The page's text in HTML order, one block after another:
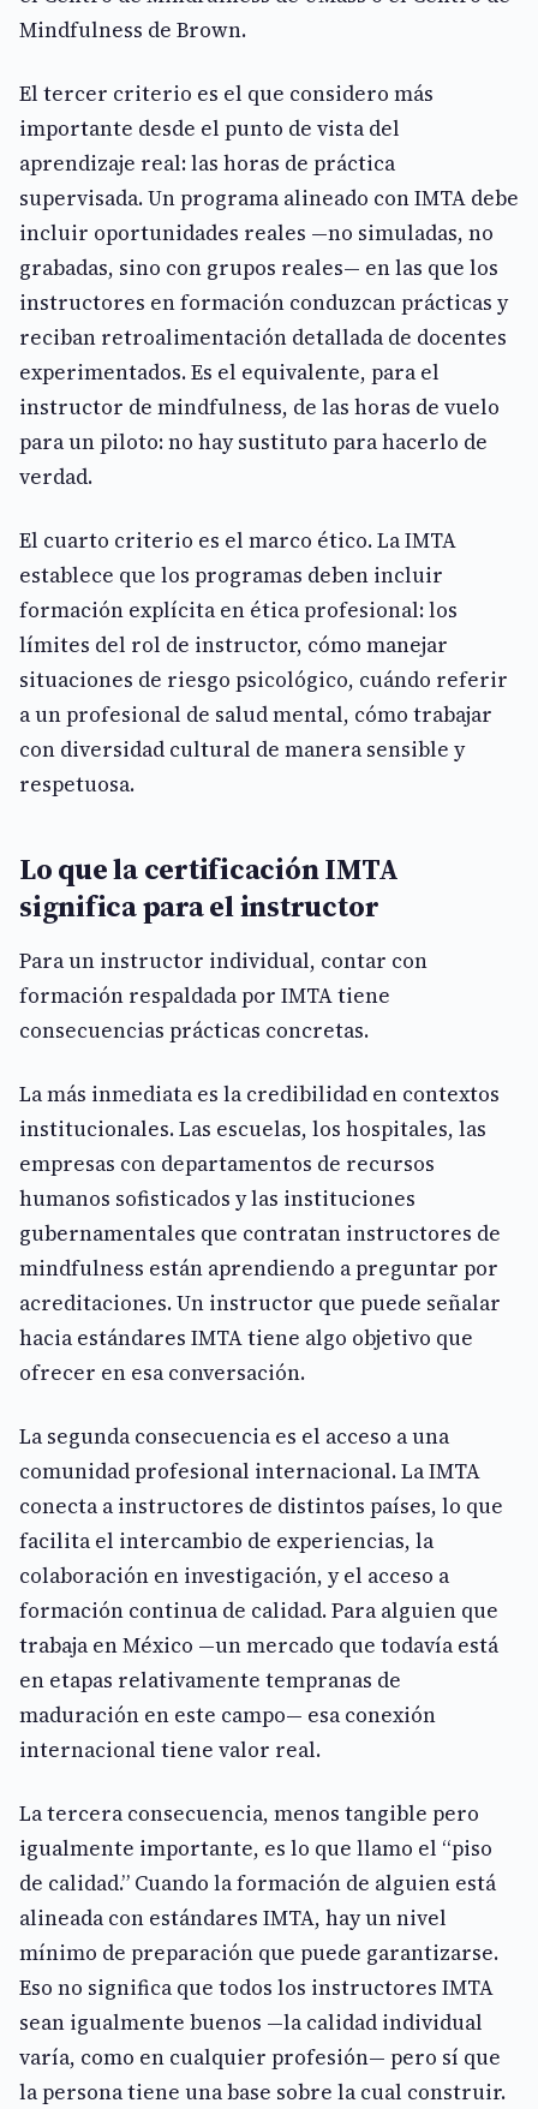
Mindfulness de Brown.
El tercer criterio es el que considero más
importante desde el punto de vista del
aprendizaje real: las horas de práctica
supervisada. Un programa alineado con IMTA debe
incluir oportunidades reales —no simuladas, no
grabadas, sino con grupos reales— en las que los
instructores en formación conduzcan prácticas y
reciban retroalimentación detallada de docentes
experimentados. Es el equivalente, para el
instructor de mindfulness, de las horas de vuelo
para un piloto: no hay sustituto para hacerlo de
verdad.
El cuarto criterio es el marco ético. La IMTA
establece que los programas deben incluir
formación explícita en ética profesional: los
límites del rol de instructor, cómo manejar
situaciones de riesgo psicológico, cuándo referir
a un profesional de salud mental, cómo trabajar
con diversidad cultural de manera sensible y
respetuosa.
Lo que la certificación IMTA
significa para el instructor
Para un instructor individual, contar con
formación respaldada por IMTA tiene
consecuencias prácticas concretas.
La más inmediata es la credibilidad en contextos
institucionales. Las escuelas, los hospitales, las
empresas con departamentos de recursos
humanos sofisticados y las instituciones
gubernamentales que contratan instructores de
mindfulness están aprendiendo a preguntar por
acreditaciones. Un instructor que puede señalar
hacia estándares IMTA tiene algo objetivo que
ofrecer en esa conversación.
La segunda consecuencia es el acceso a una
comunidad profesional internacional. La IMTA
conecta a instructores de distintos países, lo que
facilita el intercambio de experiencias, la
colaboración en investigación, y el acceso a
formación continua de calidad. Para alguien que
trabaja en México —un mercado que todavía está
en etapas relativamente tempranas de
maduración en este campo— esa conexión
internacional tiene valor real.
La tercera consecuencia, menos tangible pero
igualmente importante, es lo que llamo el “piso
de calidad.” Cuando la formación de alguien está
alineada con estándares IMTA, hay un nivel
mínimo de preparación que puede garantizarse.
Eso no significa que todos los instructores IMTA
sean igualmente buenos —la calidad individual
varía, como en cualquier profesión— pero sí que
la persona tiene una base sobre la cual construir.